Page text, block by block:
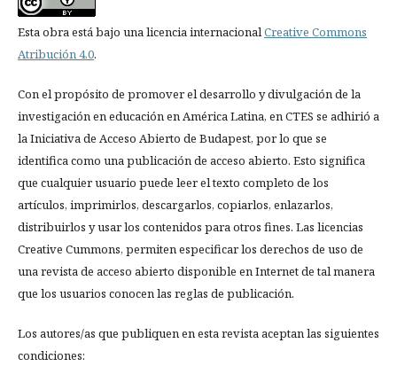
Esta obra está bajo una licencia internacionalCreative Commons
Atribución 4.0.
Con el propósito de promover el desarrollo y divulgación de la
investigación en educación en América Latina, en CTES se adhirió a
la Iniciativa de Acceso Abierto de Budapest, por lo que se
identifica como una publicación de acceso abierto. Esto significa
que cualquier usuario puede leer el texto completo de los
artículos, imprimirlos, descargarlos, copiarlos, enlazarlos,
distribuirlos y usar los contenidos para otros fines. Las licencias
Creative Cummons, permiten especificar los derechos de uso de
una revista de acceso abierto disponible en Internet de tal manera
que los usuarios conocen las reglas de publicación.
Los autores/as que publiquen en esta revista aceptan las siguientes
condiciones: